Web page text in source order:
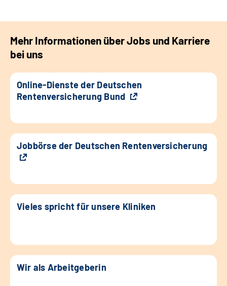
Mehr Informationen über Jobs und Karriere
bei uns
Online-Dienste der Deutschen
Rentenversicherung Bund
Jobbörse der Deutschen Rentenversicherung
Vieles spricht für unsere Kliniken
Wir als Arbeitgeberin